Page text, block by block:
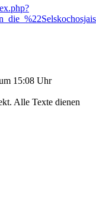
15:08 Uhr
Alle Texte dienen